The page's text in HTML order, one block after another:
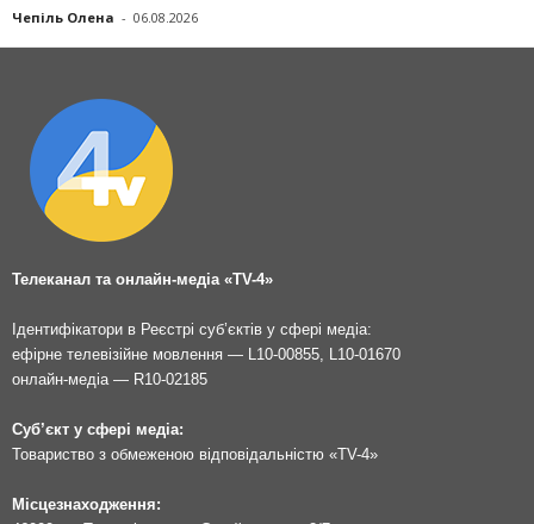
Чепіль Олена - 06.08.2026
Телеканал та онлайн-медіа «TV-4»
Ідентифікатори в Реєстрі суб’єктів у сфері медіа:
ефірне телевізійне мовлення — L10-00855, L10-01670
онлайн-медіа — R10-02185
Суб’єкт у сфері медіа:
Товариство з обмеженою відповідальністю «TV-4»
Місцезнаходження: